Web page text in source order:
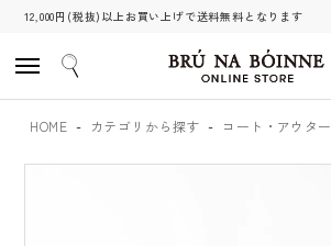
12,000円(税抜)以上お買い上げで送料無料となります
HOME カテゴリから探す コート・アウター